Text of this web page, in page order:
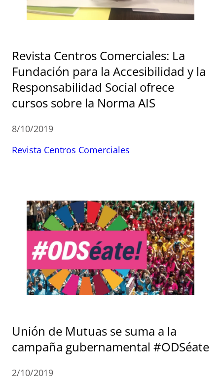
Revista Centros Comerciales: La
Fundación para la Accesibilidad y la
Responsabilidad Social ofrece
cursos sobre la Norma AIS
8/10/2019
Revista Centros Comerciales
Unión de Mutuas se suma a la
campaña gubernamental #ODSéate
2/10/2019